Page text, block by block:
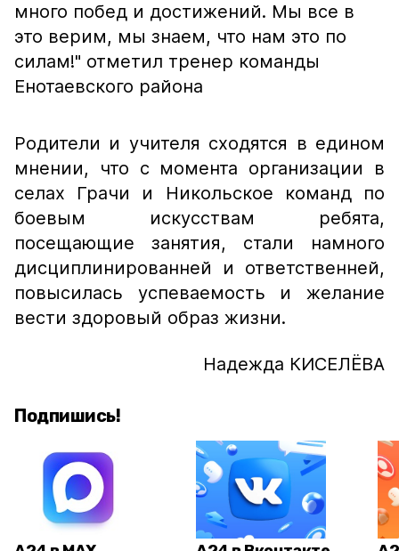
много побед и достижений. Мы все в
это верим, мы знаем, что нам это по
силам!" отметил тренер команды
Енотаевского района
Родители и учителя сходятся в едином
мнении, что с момента организации в
селах Грачи и Никольское команд по
боевым искусствам ребята,
посещающие занятия, стали намного
дисциплинированней и ответственней,
повысилась успеваемость и желание
вести здоровый образ жизни.
Надежда КИСЕЛЁВА
Подпишись!